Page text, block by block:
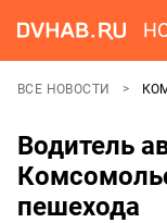
ВСЕ НОВОСТИ
Водитель
пешехода